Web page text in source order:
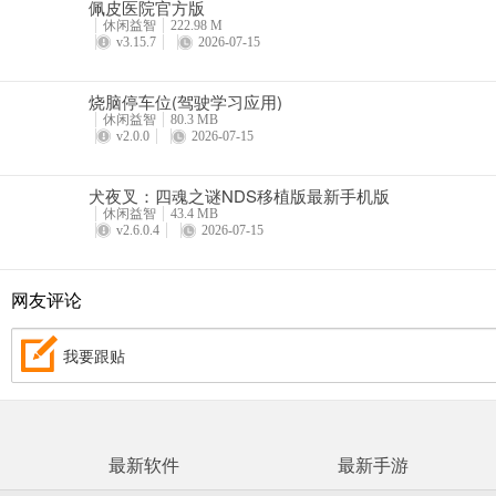
佩皮医院官方版
休闲益智
222.98 M
v3.15.7
2026-07-15
烧脑停车位(驾驶学习应用)
休闲益智
80.3 MB
v2.0.0
2026-07-15
犬夜叉：四魂之谜NDS移植版最新手机版
休闲益智
43.4 MB
v2.6.0.4
2026-07-15
网友评论
我要跟贴
最新软件 最新手游